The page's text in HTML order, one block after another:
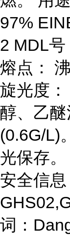
97%
2 MDL
熔点：
旋光度
醇、乙
(0.6G/L)
光保存
安全信息
词：